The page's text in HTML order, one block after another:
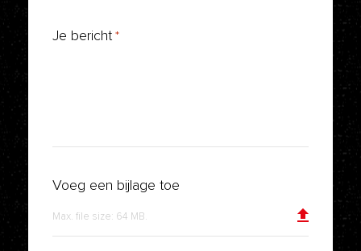
Je bericht *
Voeg een bijlage toe
Max. file size: 64 MB.